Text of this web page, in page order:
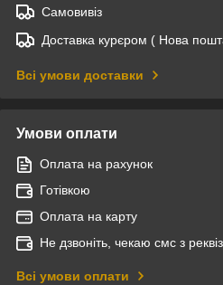
Самовивіз
Доставка курєром ( Нова
Всі умови доставки
Умови оплати
Оплата на рахунок
Готівкою
Оплата на карту
Не дзвоніть, чекаю смс з
Всі умови оплати